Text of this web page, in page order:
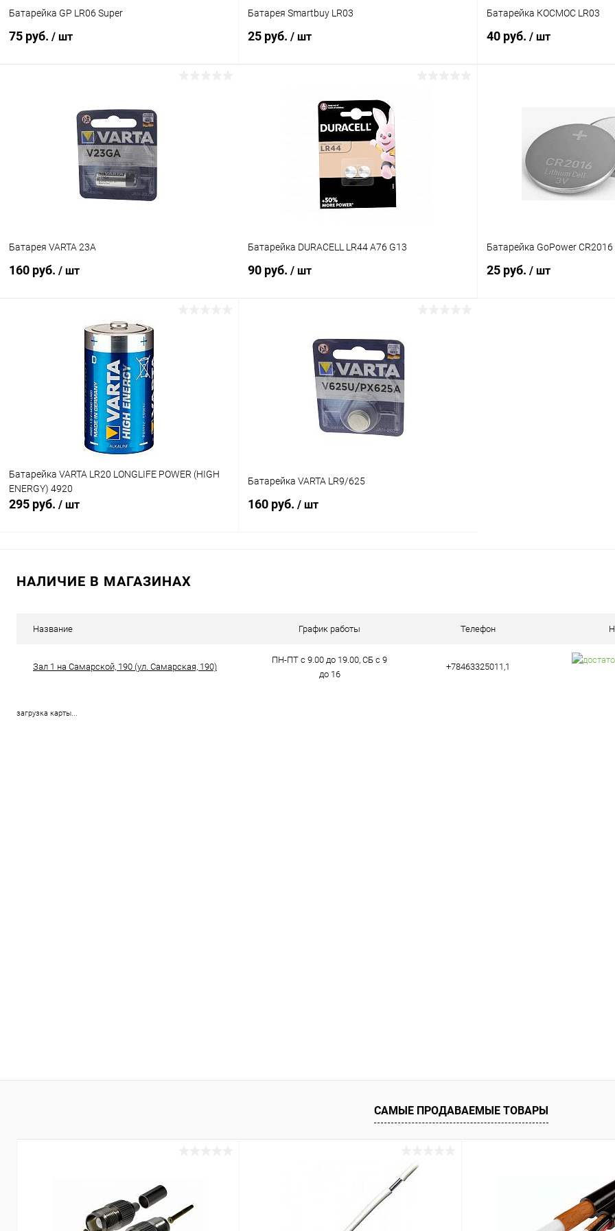
Батарейка GP LR06 Super
75 руб. / шт
В наличии (3057)
Батарея Smartbuy LR03
25 руб. / шт
В наличии (8)
Батарейка КОСМОС LR03
40 руб. / шт
К сравнению
В избранное
Батарея VARTA 23A
160 руб. / шт
В корзину
В наличии (22)
Батарейка DURACELL LR44 А76 G13
90 руб. / шт
К сравнению
В наличии (73)
Батарейка GoPower CR2016
25 руб. / шт
Батарейка VARTA LR20 LONGLIFE POWER (HIGH
ENERGY) 4920
295 руб. / шт
Батарейка VARTA LR9/625
160 руб. / шт
НАЛИЧИЕ В МАГАЗИНАХ
Название График работы Телефон
Зал 1 на Самарской, 190 (ул. Самарская, 190)
ПН-ПТ с 9.00 до 19.00, СБ с 9
до 16
+78463325011,1
загрузка карты...
САМЫЕ ПРОДАВАЕМЫЕ ТОВАРЫ